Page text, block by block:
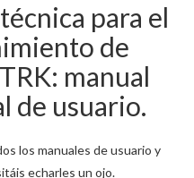
para el
de
manual
de usuario.
los manuales de usuario y
echarles un ojo.